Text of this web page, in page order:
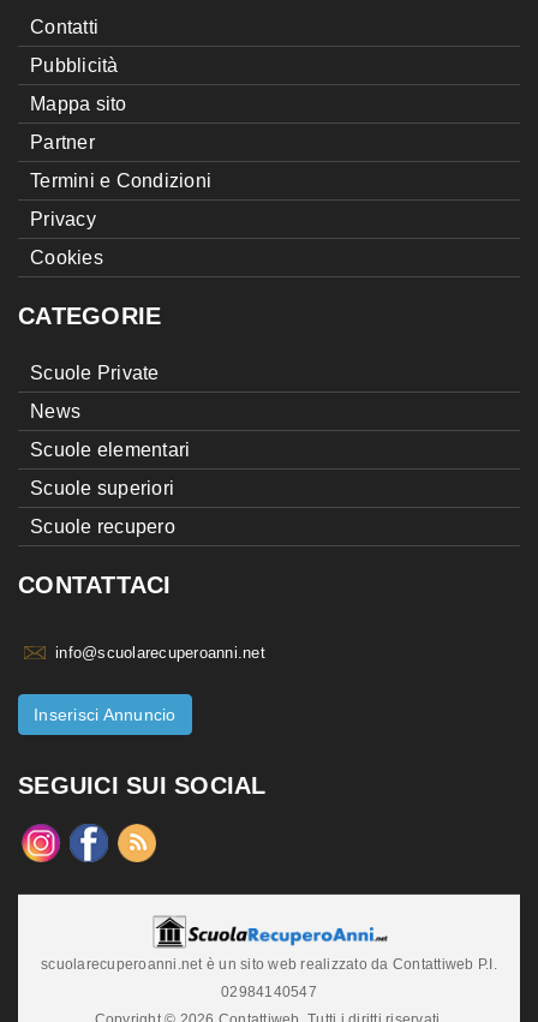
Contatti
Pubblicità
Mappa sito
Partner
Termini e Condizioni
Privacy
Cookies
CATEGORIE
Scuole Private
News
Scuole elementari
Scuole superiori
Scuole recupero
CONTATTACI
info@scuolarecuperoanni.net
Inserisci Annuncio
SEGUICI SUI SOCIAL
scuolarecuperoanni.net è un sito web realizzato da Contattiweb P.I.
02984140547